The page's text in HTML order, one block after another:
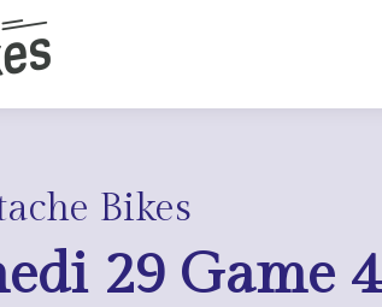
Bikes
29 Game 4